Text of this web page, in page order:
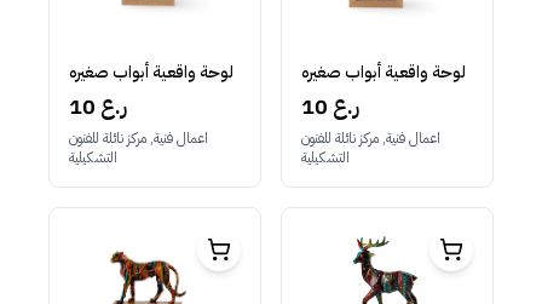
لوحة واقعية أبواب صغيره
10 ر.ع
اعمال فنية, مركز نائلة للفنون
التشكيلية
لوحة واقعية أبواب صغيره
10 ر.ع
اعمال فنية, مركز نائلة للفنون
التشكيلية